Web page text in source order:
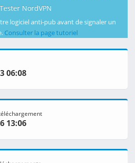
Tester NordVPN
logiciel anti-pub avant de signaler un
Consulter la page tutoriel
06:08
13:06